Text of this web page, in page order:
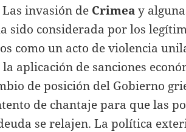
invasión de Crimeay
sido considerada por los
como un acto de violencia
aplicación de sanciones
de posición del Gobierno
de chantaje para que las
se relajen. La política